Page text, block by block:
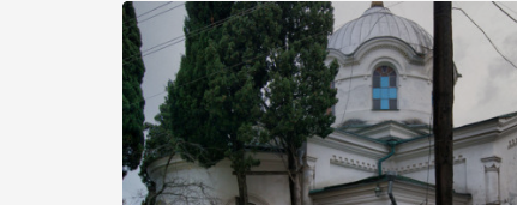
Херсонесі Володимир-язичник, став Василем-
християнином. А потім було Хрещення Русі. На
Херсонесу Таврійського названо місто […]